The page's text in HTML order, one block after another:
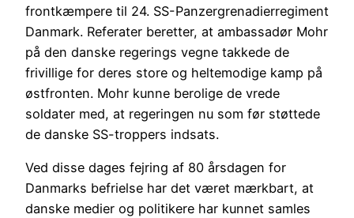
frontkæmpere til 24. SS-Panzergrenadierregiment
Danmark. Referater beretter, at ambassadør Mohr
på den danske regerings vegne takkede de
frivillige for deres store og heltemodige kamp på
østfronten. Mohr kunne berolige de vrede
soldater med, at regeringen nu som før støttede
de danske SS-troppers indsats.
Ved disse dages fejring af 80 årsdagen for
Danmarks befrielse har det været mærkbart, at
danske medier og politikere har kunnet samles